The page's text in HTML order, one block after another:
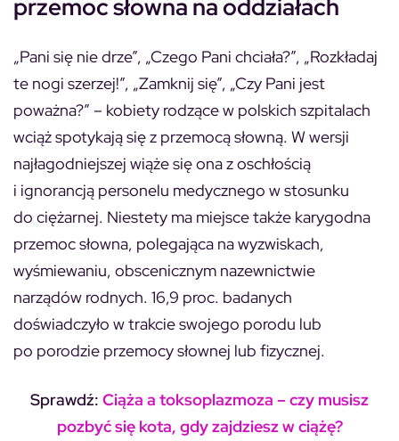
przemoc słowna na oddziałach
„Pani się nie drze”, „Czego Pani chciała?”, „Rozkładaj
te nogi szerzej!”, „Zamknij się”, „Czy Pani jest
poważna?” – kobiety rodzące w polskich szpitalach
wciąż spotykają się z przemocą słowną. W wersji
najłagodniejszej wiąże się ona z oschłością
i ignorancją personelu medycznego w stosunku
do ciężarnej. Niestety ma miejsce także karygodna
przemoc słowna, polegająca na wyzwiskach,
wyśmiewaniu, obscenicznym nazewnictwie
narządów rodnych. 16,9 proc. badanych
doświadczyło w trakcie swojego porodu lub
po porodzie przemocy słownej lub fizycznej.
Sprawdź: Ciąża a toksoplazmoza – czy musisz
pozbyć się kota, gdy zajdziesz w ciążę?